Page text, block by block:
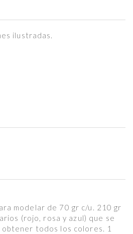
ilustradas.
modelar de 70 gr c/u. 210 gr
(rojo, rosa y azul) que se
obtener todos los colores. 1